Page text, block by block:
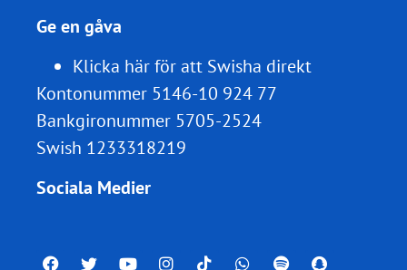
Ge en gåva
Klicka här för att Swisha direkt
Kontonummer 5146-10 924 77
Bankgironummer 5705-2524
Swish 1233318219
Sociala Medier